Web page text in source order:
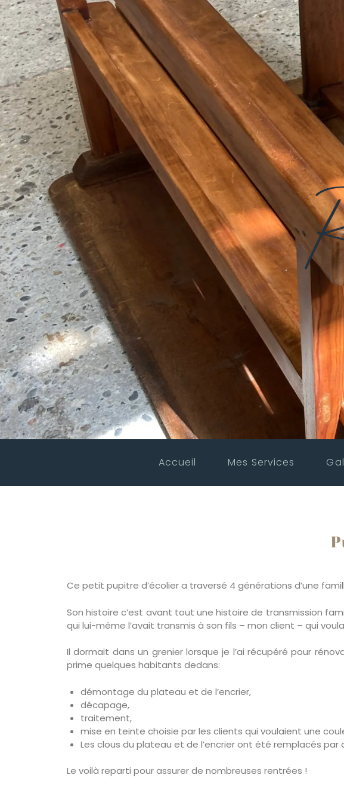
Accueil Mes Services
Ce petit pupitre d’écolier a traversé 4 générations d’une
Son histoire c’est avant tout une histoire de transmission
qui lui-même l’avait transmis à son fils – mon client – qui
Il dormait dans un grenier lorsque je l’ai récupéré pour
prime quelques habitants dedans:
démontage du plateau et de l’encrier,
décapage,
traitement,
mise en teinte choisie par les clients qui voulaient une
Les clous du plateau et de l’encrier ont été remplacés par
Le voilà reparti pour assurer de nombreuses rentrées !